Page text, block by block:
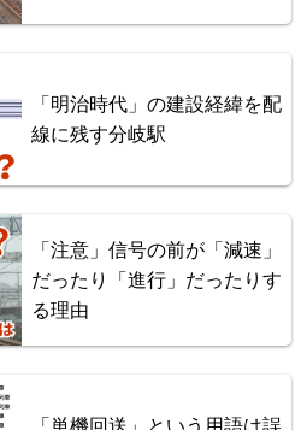
の回送列車2 特急型車両編
「明治時代」の建設経緯を配
線に残す分岐駅
「注意」信号の前が「減速」
だったり「進行」だったりす
る理由
「単機回送」という用語は誤